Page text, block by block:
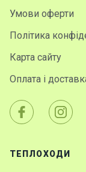
Умови оферти
Політика
Карта сайту
Оплата і
ТЕПЛОХОДИ